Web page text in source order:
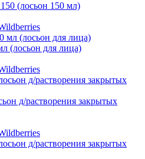
(лосьон 150 мл)
(лосьон для лица)
д/растворения закрытых